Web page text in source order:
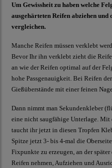
Um Gewissheit zu haben welche
ausgehärteten Reifen abziehen
vergleichen.
Manche Reifen müssen verklebt
Bevor Ihr ihn verklebt zieht die
an wie der Reifen optimal auf der
hohe Passgenauigkeit. Bei Reifen
Gießüberstände mit einer feinen
Dann nimmt man Sekundenkleber
eine nicht saugfähige Unterlage. Mit
taucht ihr jetzt in diesen Tropfen
Spitze jetzt 3- bis 4-mal die
Fixpunkte zu erzeugen, an der
Reifen nehmen, Aufziehen und